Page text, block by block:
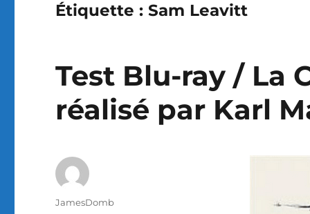
Étiquette :Sam Leavitt
Test Blu-ray / La
réalisé par Karl
Auteur
JamesDomb